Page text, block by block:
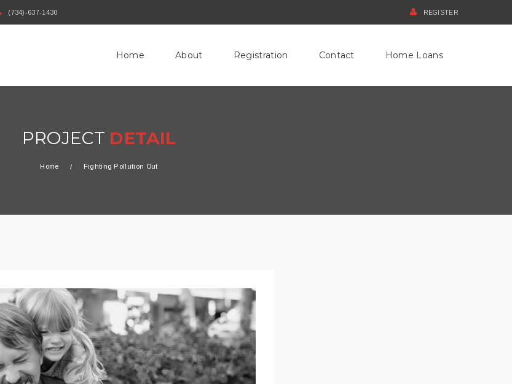
(734)-637-1430 REGISTER
Home About Registration Contact Home Loans
PROJECT DETAIL
Home Fighting Pollution Out